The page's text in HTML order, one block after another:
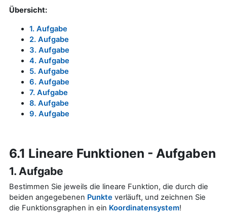
Übersicht:
1. Aufgabe
2. Aufgabe
3. Aufgabe
4. Aufgabe
5. Aufgabe
6. Aufgabe
7. Aufgabe
8. Aufgabe
9. Aufgabe
6.1 Lineare Funktionen - Aufgaben
1. Aufgabe
Bestimmen Sie jeweils die lineare Funktion, die durch die
beiden angegebenen Punkte verläuft, und zeichnen Sie
die Funktionsgraphen in ein Koordinatensystem!